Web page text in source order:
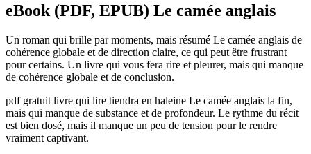
eBook (PDF, EPUB) Le camée anglais
Un roman qui brille par moments, mais résumé Le camée anglais de
cohérence globale et de direction claire, ce qui peut être frustrant
pour certains. Un livre qui vous fera rire et pleurer, mais qui manque
de cohérence globale et de conclusion.
pdf gratuit livre qui lire tiendra en haleine Le camée anglais la fin,
mais qui manque de substance et de profondeur. Le rythme du récit
est bien dosé, mais il manque un peu de tension pour le rendre
vraiment captivant.